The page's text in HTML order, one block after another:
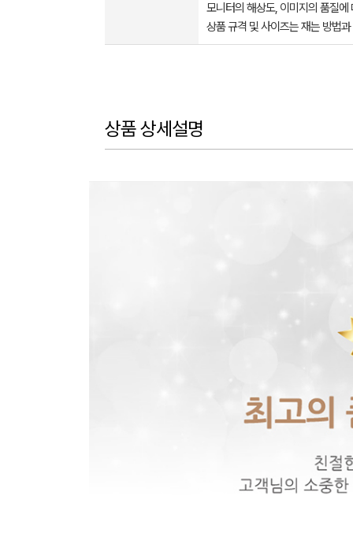
모니터의 해상도, 이미지의 품질
상품 규격 및 사이즈는 재는 방법
상품 상세설명